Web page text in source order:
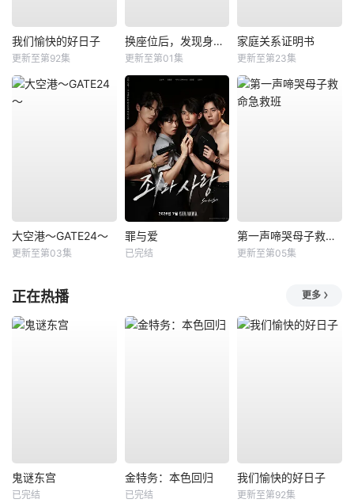
我们愉快的好日子
更新至第92集
换座位后，发现身后的男生好像喜欢我
更新至第01集
家庭关系证明书
更新至第23集
大空港～GATE24～
更新至第03集
罪与爱
已完结
第一声啼哭母子救命急救班
更新至第05集
正在热播 更多
鬼谜东宫
已完结
金特务：本色回归
已完结
我们愉快的好日子
更新至第92集